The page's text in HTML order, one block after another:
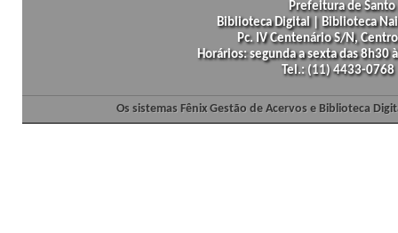
Prefeitura de
Biblioteca Digital | Biblioteca
Pc. IV Centenário S/N,
Horários: segunda a sexta das
Tel.: (11) 4433-
Os sistemas Fênix Gestão de Acervos e Biblioteca